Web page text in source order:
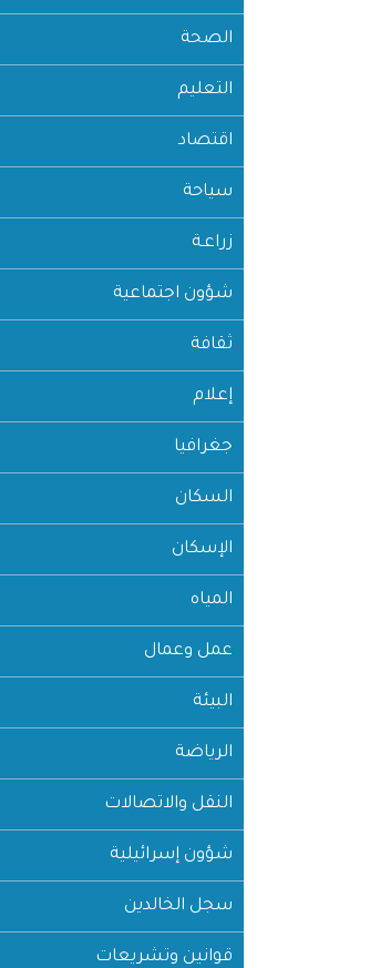
الصحة
التعليم
اقتصاد
سياحة
زراعـة
شؤون اجتماعية
ثقافة
إعلام
جغرافيا
السكان
الإسكان
المياه
عمل وعمال
البيئة
الرياضة
النقل والاتصالات
شؤون إسرائيلية
سجل الخالدين
قوانين وتشريعات